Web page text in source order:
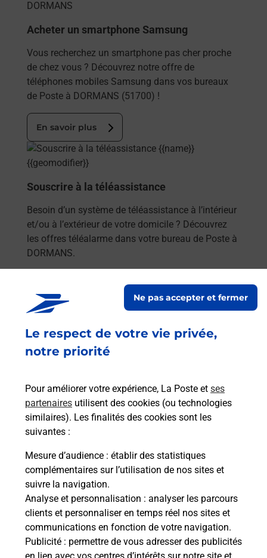
Le respect de votre vie privée,
notre priorité
Pour améliorer votre expérience, La Poste et ses
partenaires utilisent des cookies (ou technologies
similaires). Les finalités des cookies sont les
suivantes :
Mesure d’audience : établir des statistiques
complémentaires sur l’utilisation de nos sites et
suivre la navigation.
Analyse et personnalisation : analyser les parcours
clients et personnaliser en temps réel nos sites et
communications en fonction de votre navigation.
Publicité : permettre de vous adresser des publicités
Ne pas accepter et fermer
Acheter un smartphone Samsung
Vous recherchez un smartphone pas cher proche
de chez vous ? Découvrez notre offre de
téléphones mobiles Samsung dans vos bureaux
de Poste à DORMANS (51700) !
En savoir plus
En savoir plus
Souscrire à la téléassistance
Besoin d’un système de téléassistance à l’intérieur
et/ou à l’extérieur de votre domicile ? Découvrez
les offres téléalarme dans votre bureau de Poste à
DORMANS.
En savoir plus
Code de la route auto ou moto
? Découvrez l'offre proposée par La Poste.
En savoir plus
Permis Bateau
Vous cherchez à passer votre permis bateau à
Dormans (51700) ? Découvrez l'offre proposée par
La Poste.
En savoir plus